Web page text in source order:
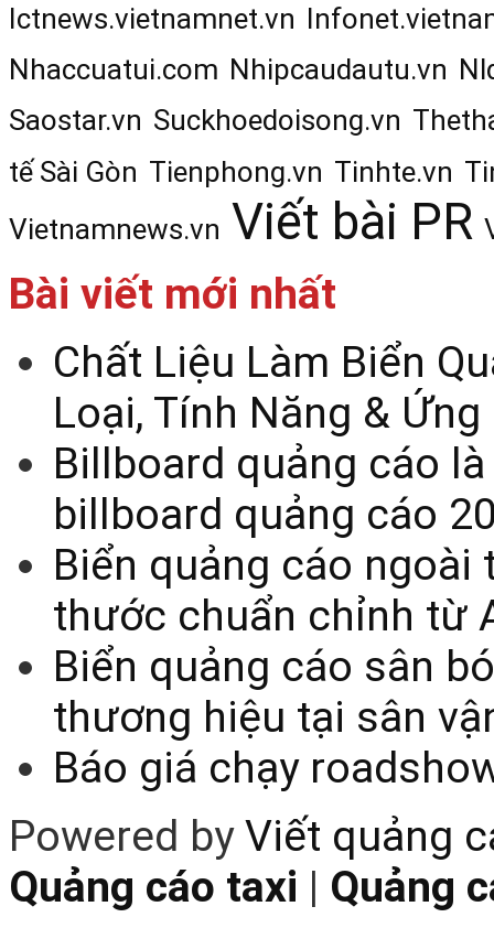
Ictnews.vietnamnet.vn
Nhaccuatui.com Nhipcaudautu.vn
Saostar.vn Suckhoedoisong.vn
tế Sài Gòn Tienphong.vn Tinhte.vn
Vietnamnews.vn Viết bài PR
Bài viết mới nhất
Chất Liệu Làm Biển
Loại, Tính Năng &
Billboard quảng cáo
billboard quảng cáo
Biển quảng cáo
thước chuẩn chỉnh từ
Biển quảng cáo sân
thương hiệu tại sân
Báo giá chạy
Powered byViết quảng
Quảng cáo taxi | Quảng